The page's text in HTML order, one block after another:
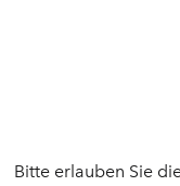
Bitte erlauben Sie